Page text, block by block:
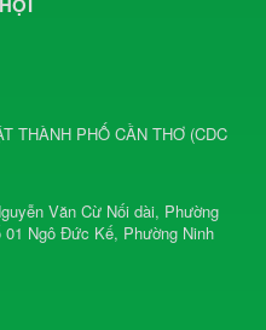
THÀNH PHỐ CẦN THƠ (CDC
Văn Cừ Nối dài, Phường
Ngô Đức Kế, Phường Ninh